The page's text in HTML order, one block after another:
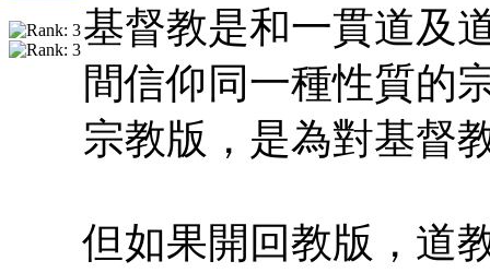
基督教是和一貫道及
間信仰同一種性質的
宗教版，是為對基督
但如果開回教版，道